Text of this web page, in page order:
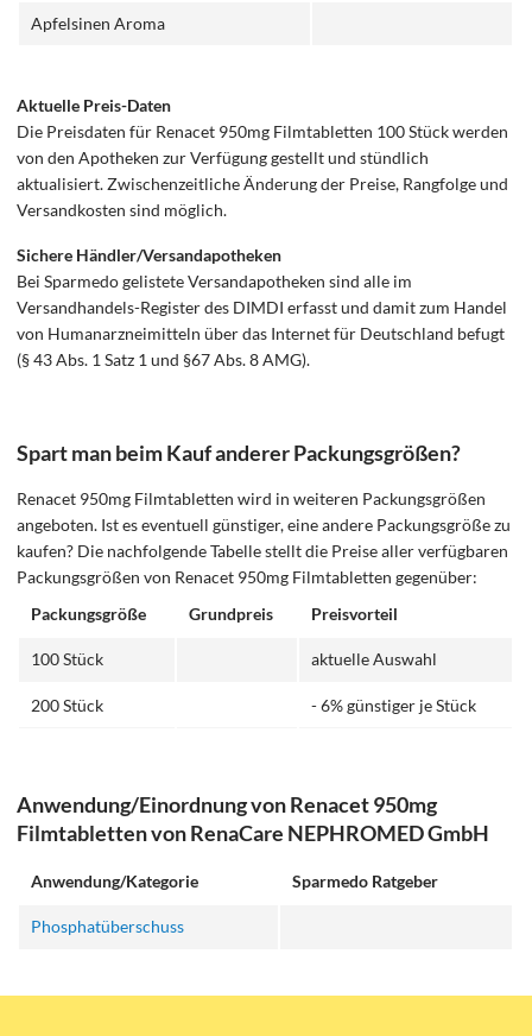
Apfelsinen Aroma
Aktuelle Preis-Daten
Die Preisdaten für Renacet 950mg Filmtabletten 100 Stück werden
von den Apotheken zur Verfügung gestellt und stündlich
aktualisiert. Zwischenzeitliche Änderung der Preise, Rangfolge und
Versandkosten sind möglich.
Sichere Händler/Versandapotheken
Bei Sparmedo gelistete Versandapotheken sind alle im
Versandhandels-Register des DIMDI erfasst und damit zum Handel
von Humanarzneimitteln über das Internet für Deutschland befugt
(§ 43 Abs. 1 Satz 1 und §67 Abs. 8 AMG).
Spart man beim Kauf anderer Packungsgrößen?
Renacet 950mg Filmtabletten wird in weiteren Packungsgrößen
angeboten. Ist es eventuell günstiger, eine andere Packungsgröße zu
kaufen? Die nachfolgende Tabelle stellt die Preise aller verfügbaren
Packungsgrößen von Renacet 950mg Filmtabletten gegenüber:
Packungsgröße
Grundpreis Preisvorteil
100 Stück aktuelle Auswahl
200 Stück - 6% günstiger je Stück
Anwendung/Einordnung von Renacet 950mg
Filmtabletten von RenaCare NEPHROMED GmbH
Anwendung/Kategorie Sparmedo Ratgeber
Phosphatüberschuss